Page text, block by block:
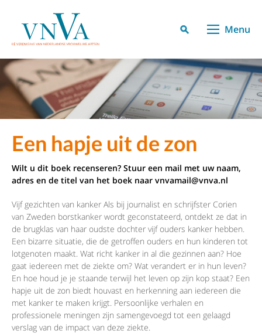
Menu
Een hapje uit de zon
Wilt u dit boek recenseren? Stuur een mail met uw naam,
adres en de titel van het boek naar vnvamail@vnva.nl
Vijf gezichten van kanker Als bij journalist en schrijfster Corien
van Zweden borstkanker wordt geconstateerd, ontdekt ze dat in
de brugklas van haar oudste dochter vijf ouders kanker hebben.
Een bizarre situatie, die de getroffen ouders en hun kinderen tot
lotgenoten maakt. Wat richt kanker in al die gezinnen aan? Hoe
gaat iedereen met de ziekte om? Wat verandert er in hun leven?
En hoe houd je je staande terwijl het leven op zijn kop staat? Een
hapje uit de zon biedt houvast en herkenning aan iedereen die
met kanker te maken krijgt. Persoonlijke verhalen en
professionele meningen zijn samengevoegd tot een gelaagd
verslag van de impact van deze ziekte.